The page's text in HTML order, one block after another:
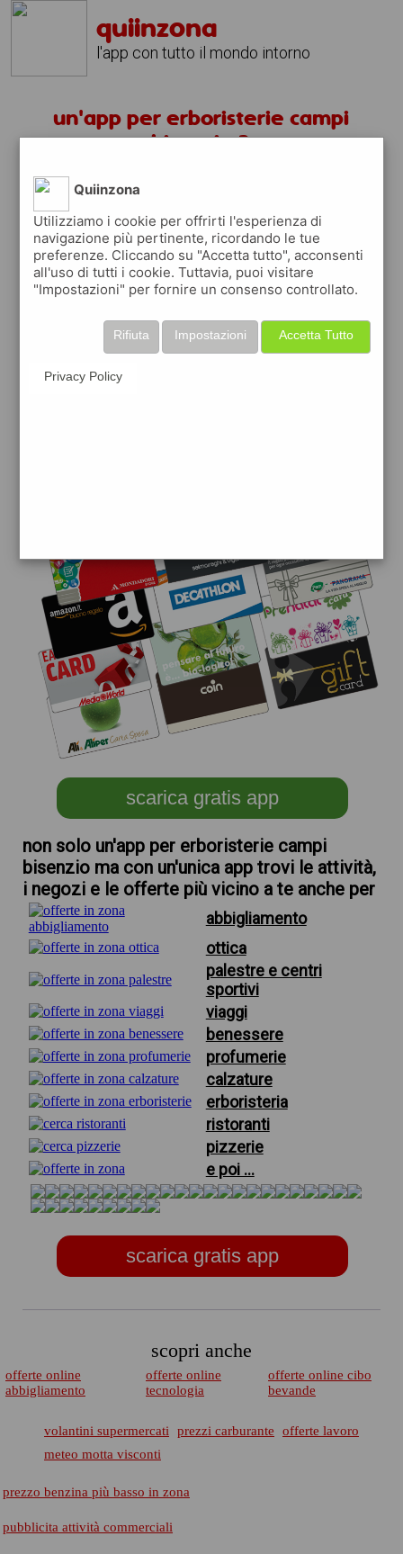
quiinzona
l'app con tutto il mondo intorno
un'app per erboristerie campi
bisenzio ?
scarica gratis app
quiinzona è una app
gratuita
che ti aiuta se cerchi 'un'app per
premia ogni volta che la usi
raccogli punti da convertire inbuoni sconto
scarica gratis app
non solo un'app per erboristerie campi
bisenzio ma con un'unica app trovi le attività,
i negozi e le offerte più vicino a te anche per
abbigliamento
ottica
palestre e centri
sportivi
viaggi
benessere
profumerie
calzature
erboristeria
ristoranti
pizzerie
e poi ...
scarica gratis app
scopri anche
offerte online
abbigliamento
offerte online
tecnologia
offerte online cibo
bevande
volantini supermercati prezzi carburante
offerte lavoro
meteo motta visconti
prezzo benzina più basso in zona
pubblicita attività commerciali
Quiinzona
Utilizziamo i cookie per offrirti l'esperienza di
navigazione più pertinente, ricordando le tue
preferenze. Cliccando su "Accetta tutto", acconsenti
all'uso di tutti i cookie. Tuttavia, puoi visitare
"Impostazioni" per fornire un consenso controllato.
Accetta Tutto
Impostazioni
Rifiuta
Privacy Policy